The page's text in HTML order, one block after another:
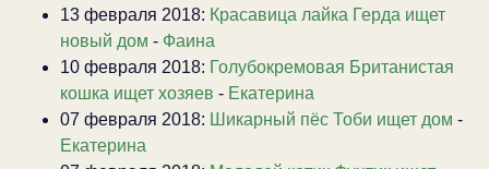
13 февраля 2018: Красавица лайка Герда ищет
новый дом - Фаина
10 февраля 2018: Голубокремовая Британистая
кошка ищет хозяев - Екатерина
07 февраля 2018: Шикарный пёс Тоби ищет дом -
Екатерина